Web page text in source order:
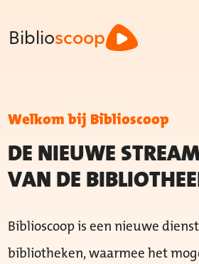
Biblioscoop
Welkom bij Biblioscoop
DE NIEUWE
VAN DE
Biblioscoop is een nieuwe
bibliotheken, waarmee het